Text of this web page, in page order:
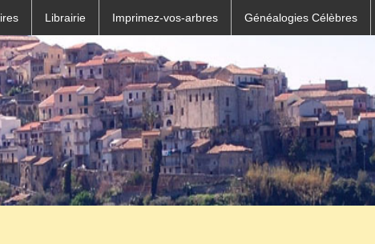
Librairie Imprimez-vos-arbres Généalogies Célèbres